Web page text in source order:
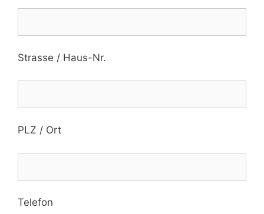
Strasse / Haus-Nr.
PLZ / Ort
Telefon